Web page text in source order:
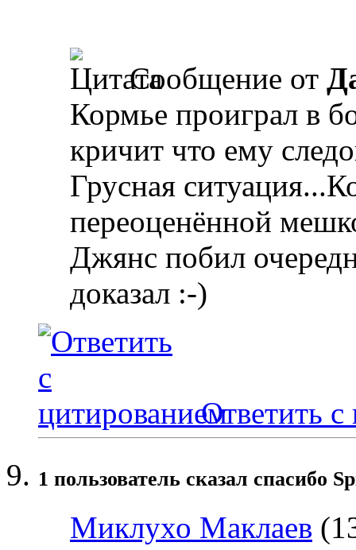
Сообщение от
Кормье проиграл в
кричит что ему
Грусная
переоценённой
Джянс побил
доказал :-)
Ответить с
1 пользователь сказал cпасибо
Миклухо Маклаев